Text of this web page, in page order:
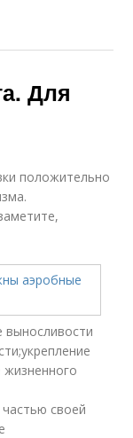
Для
положительно
выносливости
жизненного
своей